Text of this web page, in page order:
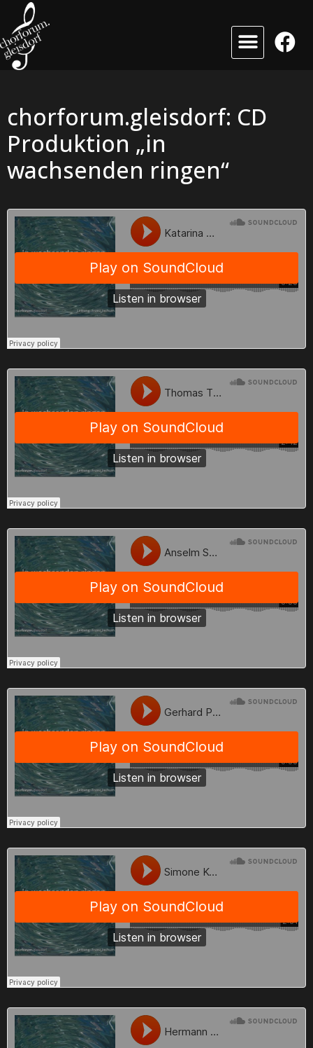
chorforum.gleisdorf: CD
Produktion „in
wachsenden ringen“